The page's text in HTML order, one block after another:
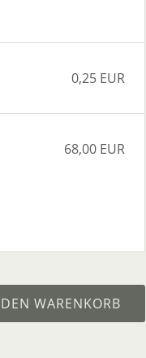
0,25 EUR
68,00 EUR
WARENKORB